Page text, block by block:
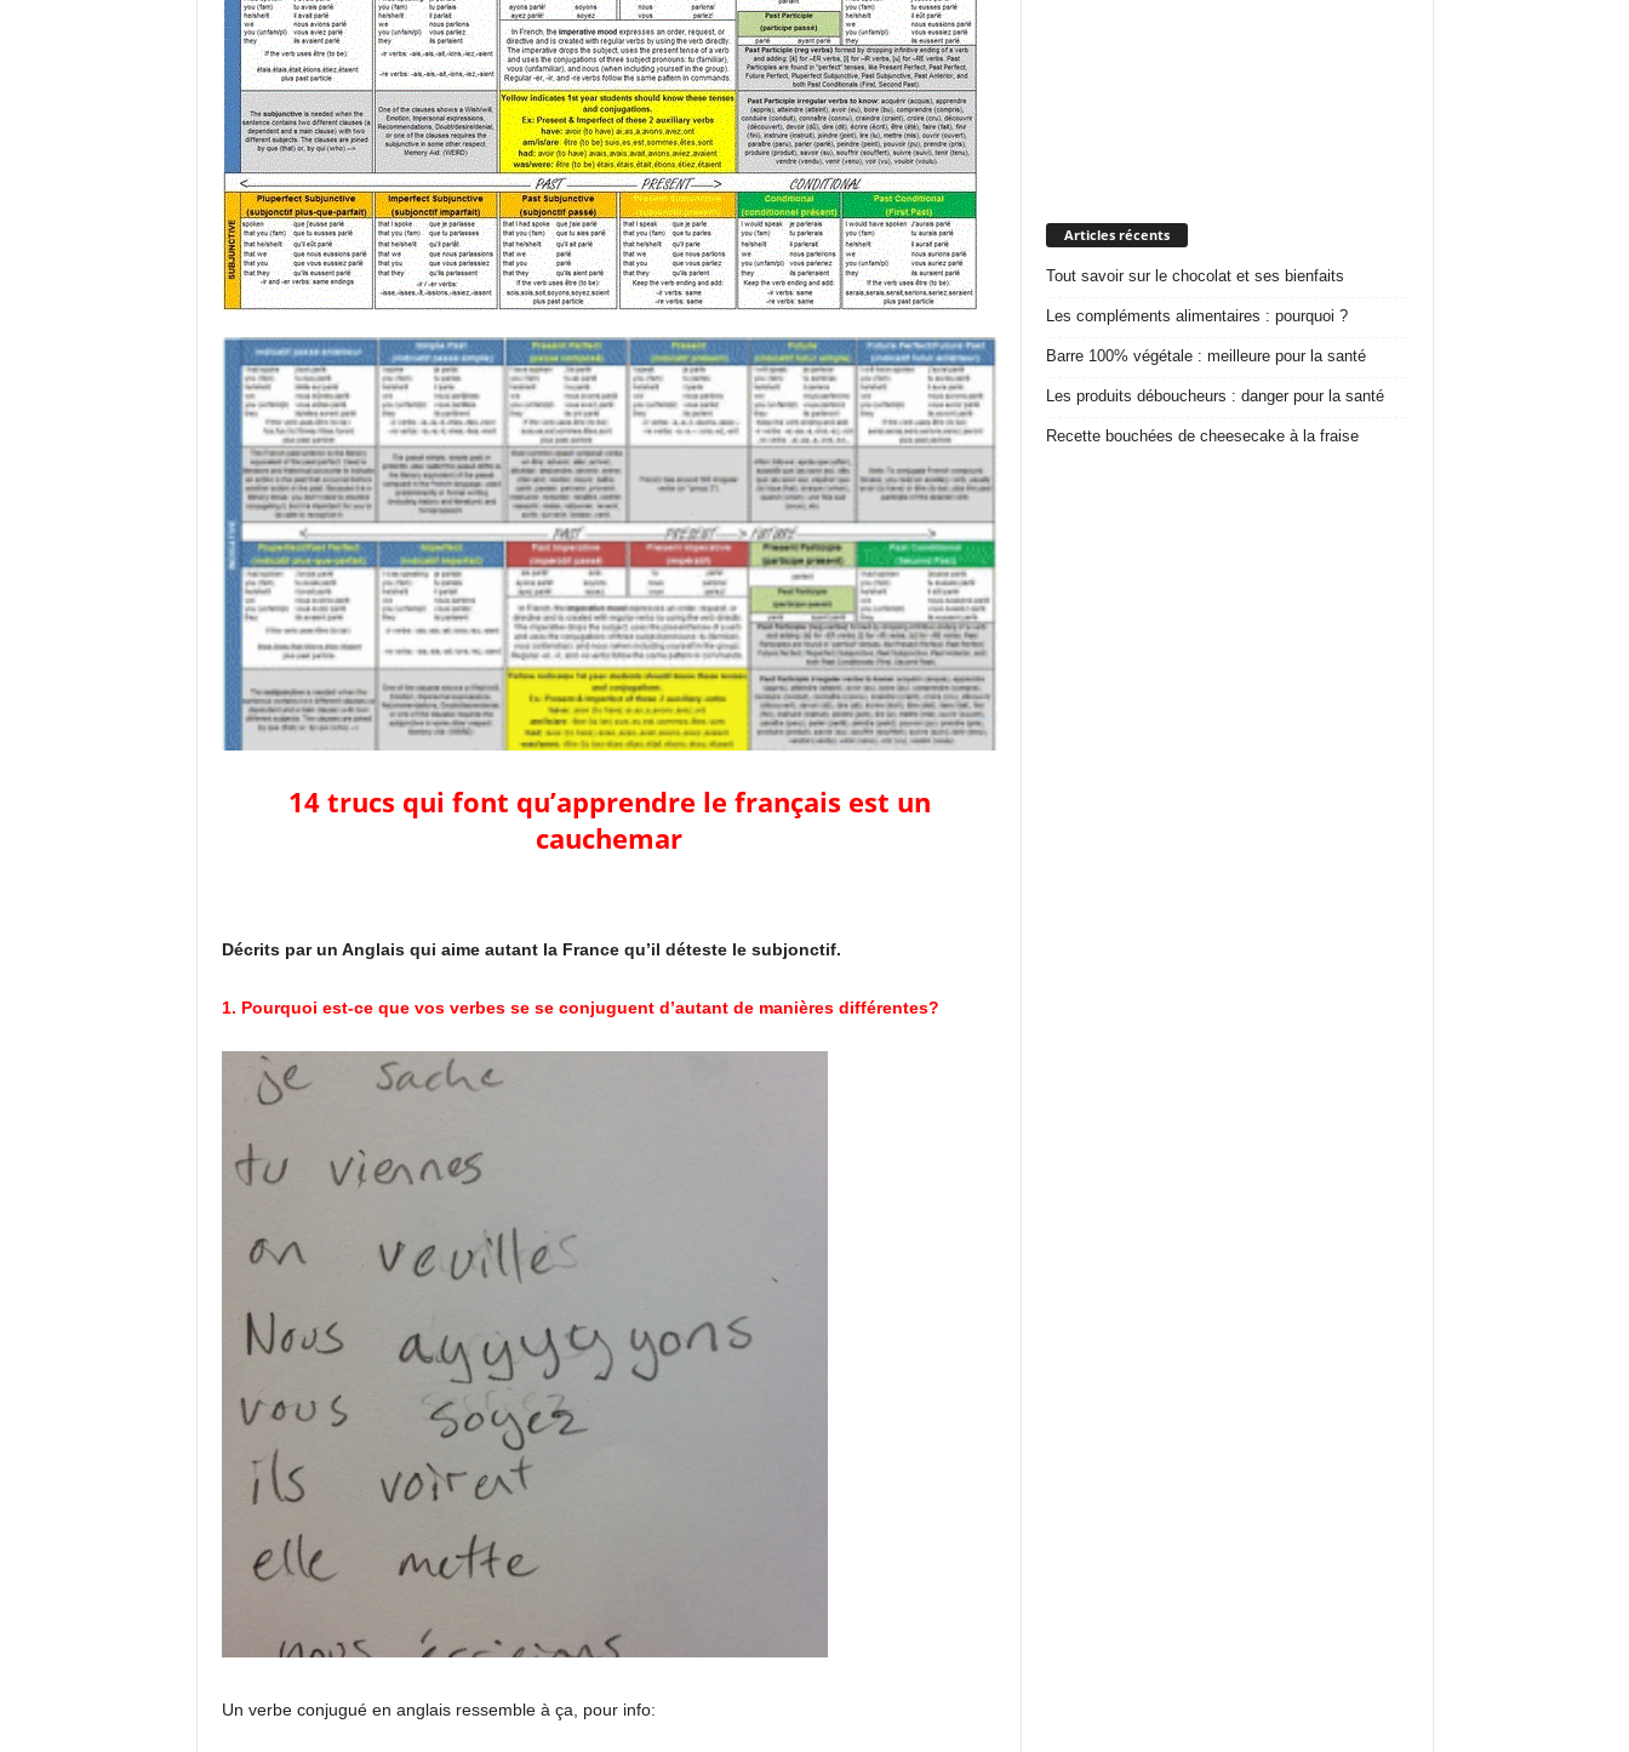
14 trucs qui font qu’apprendre le français est un
cauchemar
Décrits par un Anglais qui aime autant la France qu’il déteste le subjonctif.
1. Pourquoi est-ce que vos verbes se se conjuguent d’autant de manières différentes?
Un verbe conjugué en anglais ressemble à ça, pour info:
Articles récents
Tout savoir sur le chocolat et ses bienfaits
Les compléments alimentaires : pourquoi ?
Barre 100% végétale : meilleure pour la santé
Les produits déboucheurs : danger pour la santé
Recette bouchées de cheesecake à la fraise